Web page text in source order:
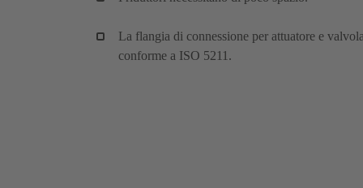
La flangia di connessione per attuatore e
conforme a ISO 5211.